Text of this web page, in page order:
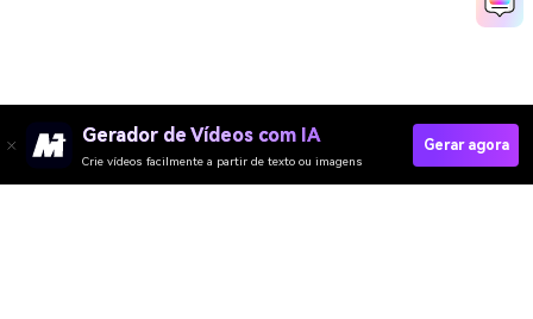
Gerador de Vídeos com IA
Crie vídeos facilmente a partir de texto ou imagens
Gerar agora